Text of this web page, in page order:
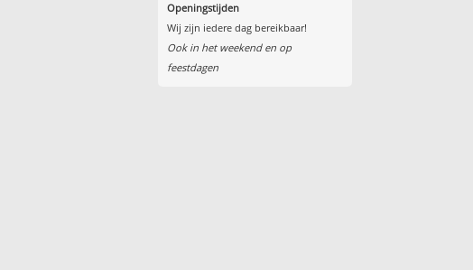
Openingstijden
Wij zijn iedere dag bereikbaar!
Ook in het weekend en op
feestdagen